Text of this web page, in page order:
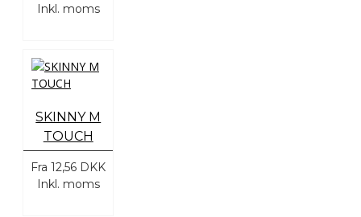
Inkl. moms
SKINNY M
TOUCH
Fra 12,56 DKK
Inkl. moms